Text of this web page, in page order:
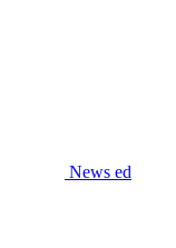
News ed